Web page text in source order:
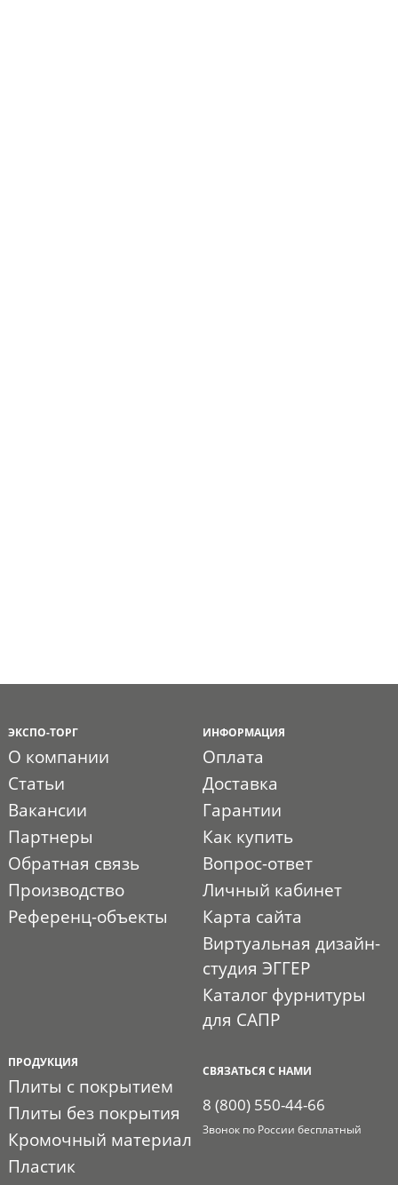
ЭКСПО-ТОРГ
О компании
Статьи
Вакансии
Партнеры
Обратная связь
Производство
Референц-объекты
ИНФОРМАЦИЯ
Оплата
Доставка
Гарантии
Как купить
Вопрос-ответ
Личный кабинет
Карта сайта
Виртуальная дизайн-
студия ЭГГЕР
Каталог фурнитуры
для САПР
ПРОДУКЦИЯ
Плиты с покрытием
Плиты без покрытия
Кромочный материал
Пластик
СВЯЗАТЬСЯ С НАМИ
8 (800) 550-44-66
Звонок по России бесплатный